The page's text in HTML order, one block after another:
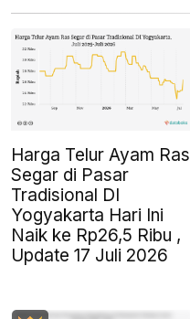
Harga Telur Ayam Ras
Segar di Pasar
Tradisional DI
Yogyakarta Hari Ini
Naik ke Rp26,5 Ribu ,
Update 17 Juli 2026